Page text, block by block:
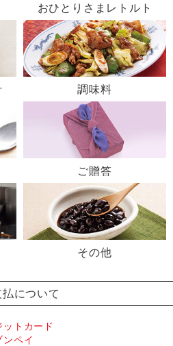
おひとりさまレトルト
調味料
ご贈答
その他
について
ットカード
ンペイ